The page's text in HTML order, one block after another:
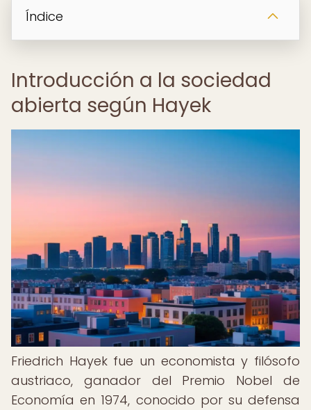
Índice
Introducción a la sociedad
abierta según Hayek
Friedrich Hayek fue un economista y filósofo
austriaco, ganador del Premio Nobel de
Economía en 1974, conocido por su defensa